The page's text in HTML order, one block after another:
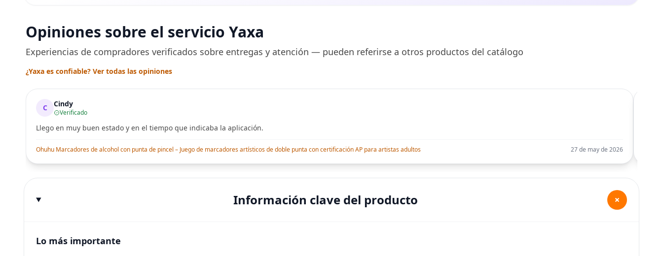
Opiniones sobre el servicio Yaxa
Experiencias de compradores verificados sobre entregas y atención — pueden referirse a otros productos del catálogo
¿Yaxa es confiable? Ver todas las opiniones
C Cindy
Verificado
Llego en muy buen estado y en el tiempo que indicaba la aplicación.
Ohuhu Marcadores de alcohol con punta de pincel – Juego de marcadores artísticos de doble punta con certificación AP para artistas adultos 27 de may de 2026
Información clave del producto +
Lo más importante